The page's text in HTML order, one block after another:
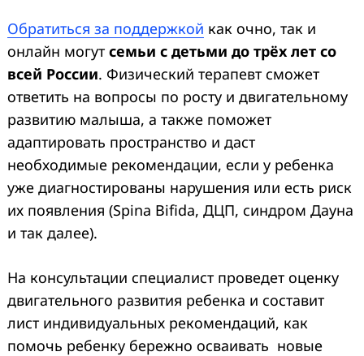
Обратиться за поддержкой как очно, так и
онлайн могут семьи с детьми до трёх лет со
всей России. Физический терапевт сможет
ответить на вопросы по росту и двигательному
развитию малыша, а также поможет
адаптировать пространство и даст
необходимые рекомендации, если у ребенка
уже диагностированы нарушения или есть риск
их появления (Spina Bifida, ДЦП, синдром Дауна
и так далее).
На консультации специалист проведет оценку
двигательного развития ребенка и составит
лист индивидуальных рекомендаций, как
помочь ребенку бережно осваивать новые